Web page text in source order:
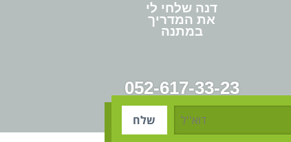
דנה שלחי לי
את המדריך
במתנה
052-617-33-23